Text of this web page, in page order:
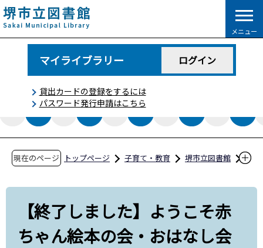
こ
の
ペ
で
メニュー
マイライブラリー ログイン
貸出カードの登録をするには
パスワード発行申請はこちら
現在のページ トップページ 子育て・教育
堺市立図書館
おはなし会（7月の行事）【初芝分館】
【終了しました】ようこそ赤
ちゃん絵本の会・おはなし会